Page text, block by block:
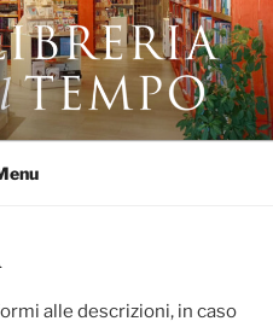
TEMPO
alle descrizioni, in caso